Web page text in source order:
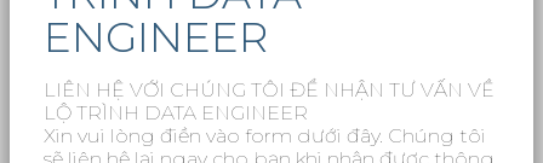
ENGINEER
LIÊN HỆ VỚI CHÚNG TÔI ĐỂ NHẬN TƯ VẤN VỀ
LỘ TRÌNH DATA ENGINEER
Xin vui lòng điền vào form dưới đây. Chúng tôi